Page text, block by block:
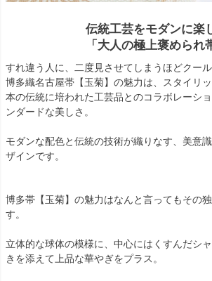
伝統工芸をモダンに楽
「大人の極上褒められ
すれ違う人に、二度見させてしまうほどクー
博多織名古屋帯【玉菊】の魅力は、スタイリ
本の伝統に培われた工芸品とのコラボレーシ
ンダードな美しさ。
モダンな配色と伝統の技術が織りなす、美意
ザインです。
博多帯【玉菊】の魅力はなんと言ってもその
す。
立体的な球体の模様に、中心にはくすんだシ
きを添えて上品な華やぎをプラス。